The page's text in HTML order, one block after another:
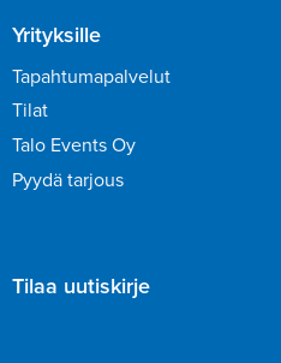
Yrityksille
Tapahtumapalvelut
Tilat
Talo Events Oy
Pyydä tarjous
Tilaa uutiskirje